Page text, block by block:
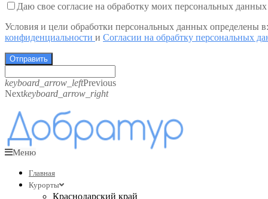
Даю свое согласие на обработку моих персональных данных
Условия и цели обработки персональных данных определены
конфиденциальности и Согласии на обрабтку персональных
Отправить
keyboard_arrow_leftPrevious
Nextkeyboard_arrow_right
Меню
Главная
Курорты
Краснодарский край